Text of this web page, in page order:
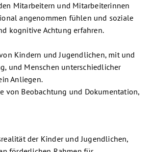
Mitarbeitern und Mitarbeiterinnen
angenommen fühlen und soziale
kognitive Achtung erfahren.
Kindern und Jugendlichen, mit und
und Menschen unterschiedlicher
Anliegen.
von Beobachtung und Dokumentation,
der Kinder und Jugendlichen,